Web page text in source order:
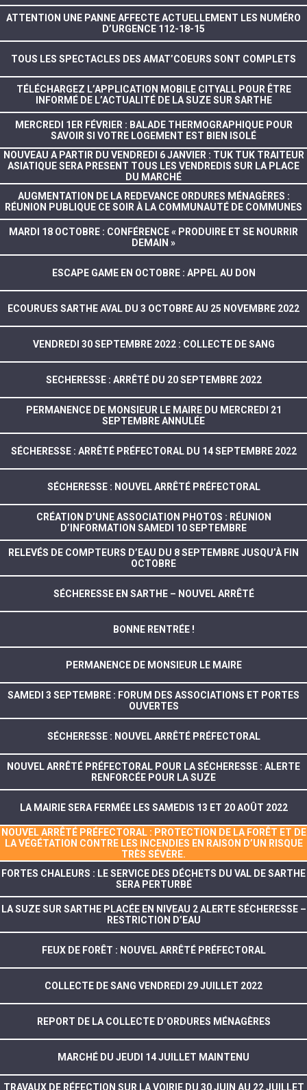
ATTENTION UNE PANNE AFFECTE ACTUELLEMENT LES NUMÉRO
D’URGENCE 112-18-15
TOUS LES SPECTACLES DES AMAT’COEURS SONT COMPLETS
TÉLÉCHARGEZ L’APPLICATION MOBILE CITYALL POUR ÊTRE
INFORMÉ DE L’ACTUALITÉ DE LA SUZE SUR SARTHE
MERCREDI 1ER FÉVRIER : BALADE THERMOGRAPHIQUE POUR
SAVOIR SI VOTRE LOGEMENT EST BIEN ISOLÉ
NOUVEAU A PARTIR DU VENDREDI 6 JANVIER : TUK TUK TRAITEUR
ASIATIQUE SERA PRESENT TOUS LES VENDREDIS SUR LA PLACE
DU MARCHÉ
AUGMENTATION DE LA REDEVANCE ORDURES MÉNAGÈRES :
RÉUNION PUBLIQUE CE SOIR À LA COMMUNAUTÉ DE COMMUNES
MARDI 18 OCTOBRE : CONFÉRENCE « PRODUIRE ET SE NOURRIR
DEMAIN »
ESCAPE GAME EN OCTOBRE : APPEL AU DON
ECOURUES SARTHE AVAL DU 3 OCTOBRE AU 25 NOVEMBRE 2022
VENDREDI 30 SEPTEMBRE 2022 : COLLECTE DE SANG
SECHERESSE : ARRÊTÉ DU 20 SEPTEMBRE 2022
PERMANENCE DE MONSIEUR LE MAIRE DU MERCREDI 21
SEPTEMBRE ANNULÉE
SÉCHERESSE : ARRÊTÉ PRÉFECTORAL DU 14 SEPTEMBRE 2022
SÉCHERESSE : NOUVEL ARRÊTÉ PRÉFECTORAL
CRÉATION D’UNE ASSOCIATION PHOTOS : RÉUNION
D’INFORMATION SAMEDI 10 SEPTEMBRE
RELEVÉS DE COMPTEURS D’EAU DU 8 SEPTEMBRE JUSQU’À FIN
OCTOBRE
SÉCHERESSE EN SARTHE – NOUVEL ARRÊTÉ
BONNE RENTRÉE !
PERMANENCE DE MONSIEUR LE MAIRE
SAMEDI 3 SEPTEMBRE : FORUM DES ASSOCIATIONS ET PORTES
OUVERTES
SÉCHERESSE : NOUVEL ARRÊTÉ PRÉFECTORAL
NOUVEL ARRÊTÉ PRÉFECTORAL POUR LA SÉCHERESSE : ALERTE
RENFORCÉE POUR LA SUZE
LA MAIRIE SERA FERMÉE LES SAMEDIS 13 ET 20 AOÛT 2022
NOUVEL ARRÊTÉ PRÉFECTORAL : PROTECTION DE LA FORÊT ET DE
LA VÉGÉTATION CONTRE LES INCENDIES EN RAISON D’UN RISQUE
TRÈS SÉVÈRE.
FORTES CHALEURS : LE SERVICE DES DÉCHETS DU VAL DE SARTHE
SERA PERTURBÉ
LA SUZE SUR SARTHE PLACÉE EN NIVEAU 2 ALERTE SÉCHERESSE –
RESTRICTION D’EAU
FEUX DE FORÊT : NOUVEL ARRÊTÉ PRÉFECTORAL
COLLECTE DE SANG VENDREDI 29 JUILLET 2022
REPORT DE LA COLLECTE D’ORDURES MÉNAGÈRES
MARCHÉ DU JEUDI 14 JUILLET MAINTENU
TRAVAUX DE RÉFECTION SUR LA VOIRIE DU 30 JUIN AU 22 JUILLET